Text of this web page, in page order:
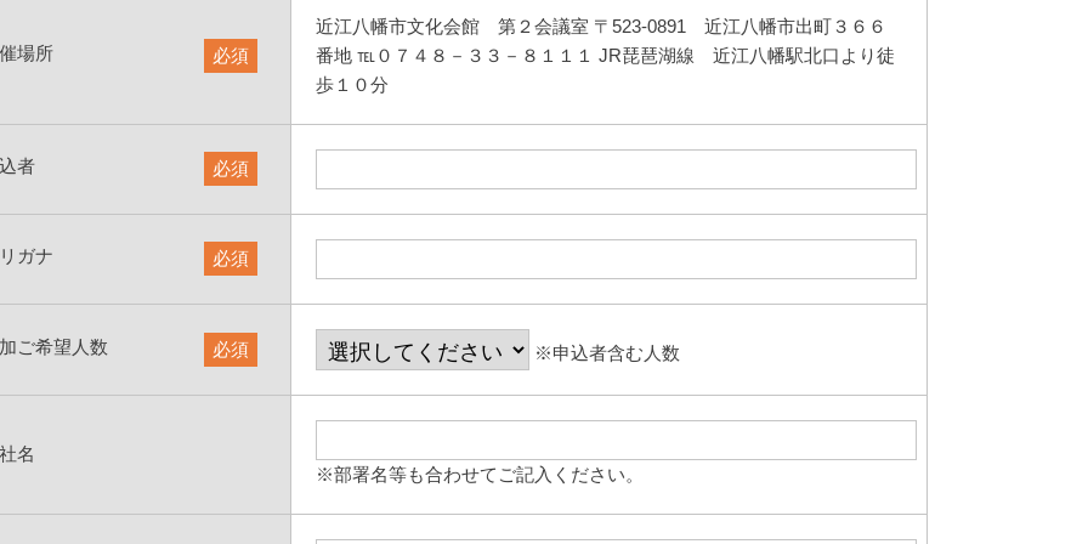
必須
場所
近江八幡市文化会館 第２会議室 〒523-0891 近江八幡市出町３６６
番地 ℡０７４８－３３－８１１１ JR琵琶湖線 近江八幡駅北口より徒
歩１０分
必須
者
必須
ガナ
必須
ご希望人数 ※申込者含む人数
名
※部署名等も合わせてご記入ください。